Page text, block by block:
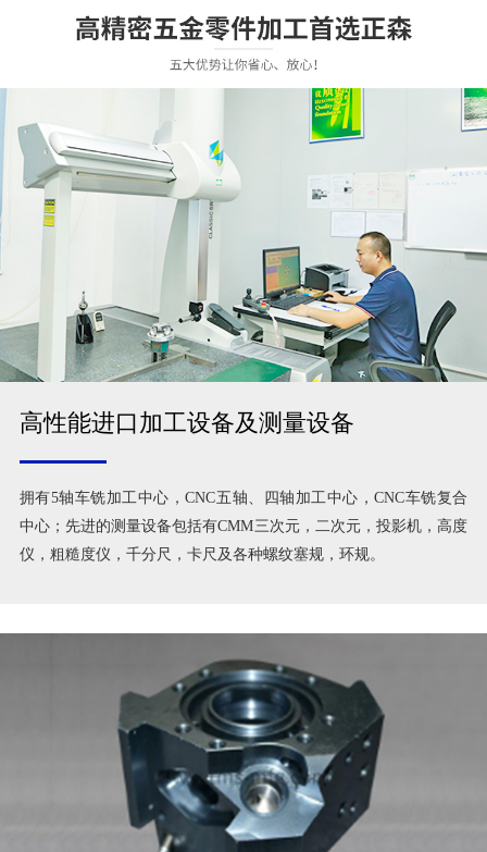
高性能进口加工设备及测量设备
拥有5轴车铣加工中心，CNC五轴、四轴加工中心，CNC车铣复合
中心；先进的测量设备包括有CMM三次元，二次元，投影机，高度
仪，粗糙度仪，千分尺，卡尺及各种螺纹塞规，环规。